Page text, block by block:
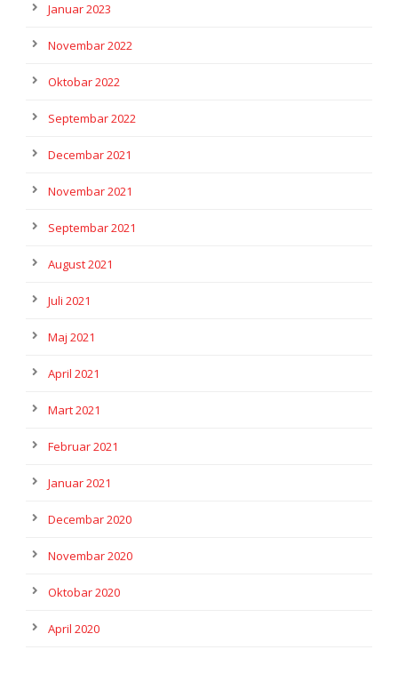
Januar 2023
Novembar 2022
Oktobar 2022
Septembar 2022
Decembar 2021
Novembar 2021
Septembar 2021
August 2021
Juli 2021
Maj 2021
April 2021
Mart 2021
Februar 2021
Januar 2021
Decembar 2020
Novembar 2020
Oktobar 2020
April 2020